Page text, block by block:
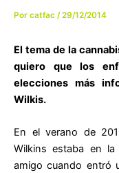
Por catfac /29/12/2014
El tema de la
quiero que los
elecciones más
Wilkis.
En el verano de
Wilkins estaba en
amigo cuando entró